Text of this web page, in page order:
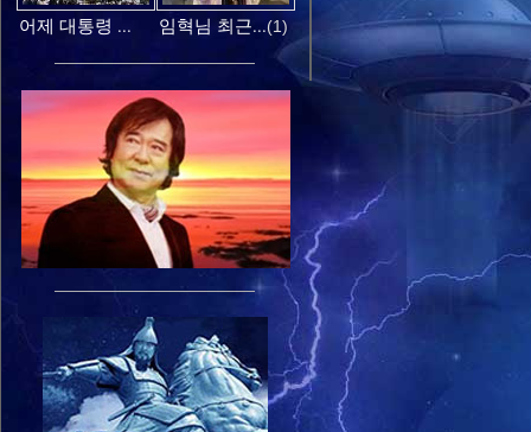
어제 대통령 ... 임혁님 최근...(1)